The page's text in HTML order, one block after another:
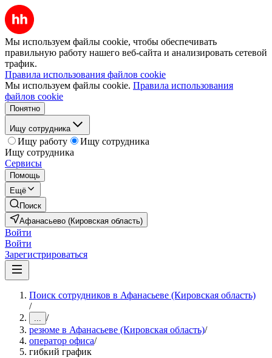
Мы используем файлы cookie, чтобы обеспечивать
правильную работу нашего веб-сайта и анализировать сетевой
трафик.
Правила использования файлов cookie
Мы используем файлы cookie. Правила использования
файлов cookie
Понятно
Ищу сотрудника
Ищу работу
Ищу сотрудника
Ищу сотрудника
Сервисы
Помощь
Ещё
Поиск
Афанасьево (Кировская область)
Войти
Войти
Зарегистрироваться
Поиск сотрудников в Афанасьеве (Кировская область)
/
... /
резюме в Афанасьеве (Кировская область)/
оператор офиса/
гибкий график